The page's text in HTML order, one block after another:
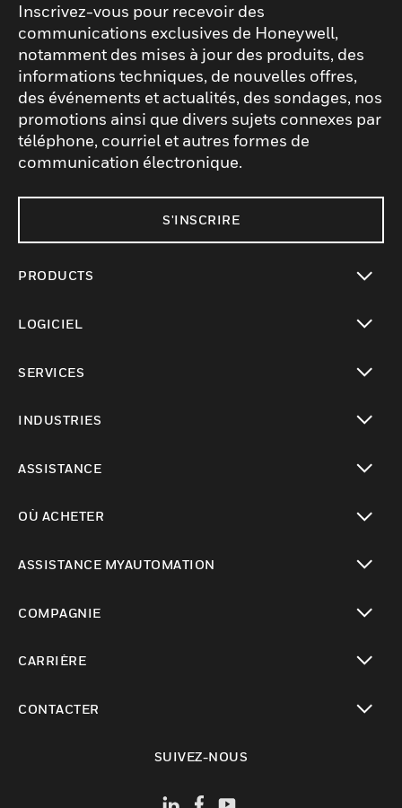
Inscrivez-vous pour recevoir des
communications exclusives de Honeywell,
notamment des mises à jour des produits, des
informations techniques, de nouvelles offres,
des événements et actualités, des sondages, nos
promotions ainsi que divers sujets connexes par
téléphone, courriel et autres formes de
communication électronique.
S'INSCRIRE
PRODUCTS
LOGICIEL
SERVICES
INDUSTRIES
ASSISTANCE
OÙ ACHETER
ASSISTANCE MYAUTOMATION
COMPAGNIE
CARRIÈRE
CONTACTER
SUIVEZ-NOUS